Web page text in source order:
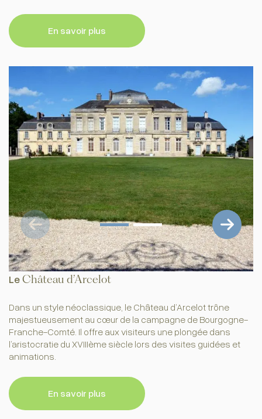
En savoir plus
LeChâteau d’Arcelot
Dans un style néoclassique, le Château d’Arcelot trône
majestueusement au cœur de la campagne de Bourgogne-
Franche-Comté. Il offre aux visiteurs une plongée dans
l’aristocratie du XVIIIème siècle lors des visites guidées et
animations.
En savoir plus